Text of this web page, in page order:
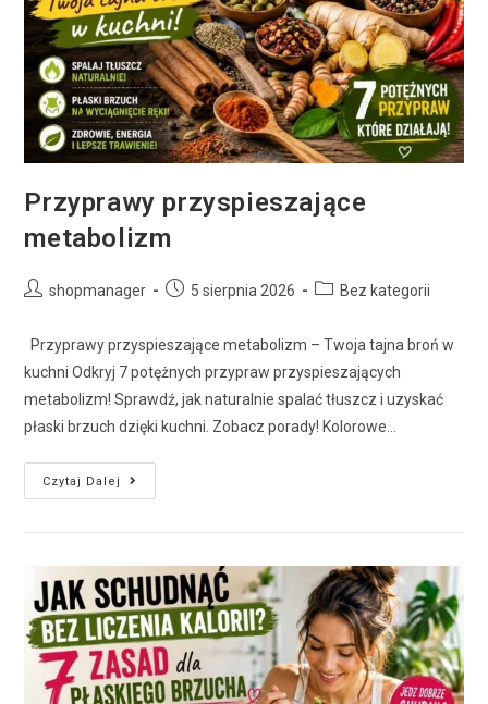
Przyprawy przyspieszające
metabolizm
shopmanager 5 sierpnia 2026 Bez kategorii
Przyprawy przyspieszające metabolizm – Twoja tajna broń w
kuchni Odkryj 7 potężnych przypraw przyspieszających
metabolizm! Sprawdź, jak naturalnie spalać tłuszcz i uzyskać
płaski brzuch dzięki kuchni. Zobacz porady! Kolorowe…
Czytaj Dalej